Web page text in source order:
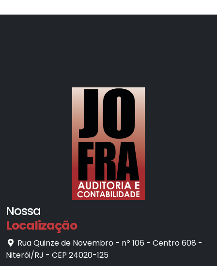
Nossa
Localização
Rua Quinze de Novembro - nº 106 - Centro 608 -
Niterói/RJ - CEP 24020-125